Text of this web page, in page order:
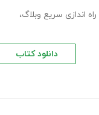
راه اندازی سریع وبلاگ،
دانلود کتاب